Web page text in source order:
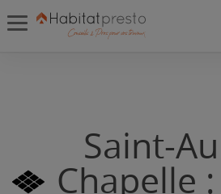
Saint-
Chapelle